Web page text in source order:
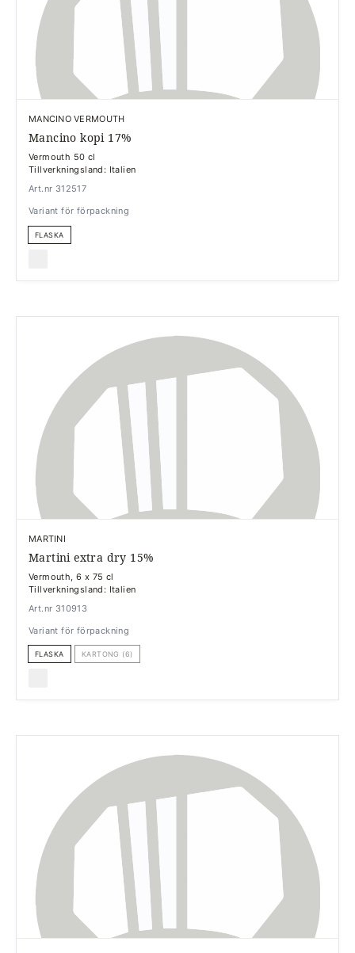
MANCINO VERMOUTH
Mancino kopi 17%
Vermouth 50 cl
Tillverkningsland: Italien
Art.nr 312517
Variant för förpackning
FLASKA
MARTINI
Martini extra dry 15%
Vermouth, 6 x 75 cl
Tillverkningsland: Italien
Art.nr 310913
Variant för förpackning
FLASKA KARTONG (6)